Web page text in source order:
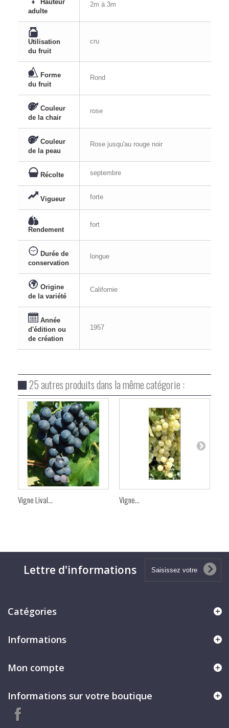
Hauteur
adulte
2m à 3m
Utilisation
du fruit
cru
Forme
du fruit
Rond
Couleur
de la chair
rose
Couleur
de la peau
Rose jusqu'au rouge noir
Récolte septembre
Vigueur forte
Rendement
fort
Durée de
conservation
longue
Origine
de la variété
Californie
Année
d'édition ou
de création
1957
25 autres produits dans la même catégorie :
Vigne Lival... Vigne...
Lettre d'informations
Catégories
Informations
Mon compte
Informations sur votre boutique